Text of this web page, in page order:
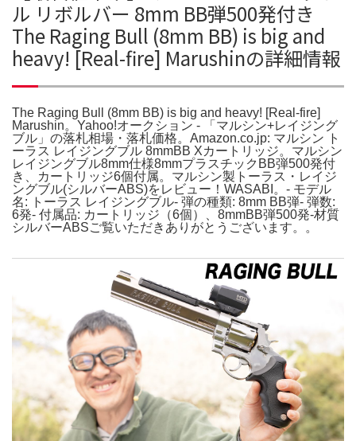
ル リボルバー 8mm BB弾500発付き
The Raging Bull (8mm BB) is big and
heavy! [Real-fire] Marushinの詳細情報
The Raging Bull (8mm BB) is big and heavy! [Real-fire]
Marushin。Yahoo!オークション - 「マルシン+レイジング
ブル」の落札相場・落札価格。Amazon.co.jp: マルシン ト
ーラス レイジングブル 8mmBB Xカートリッジ。マルシン
レイジングブル8mm仕様8mmプラスチックBB弾500発付
き、カートリッジ6個付属。マルシン製トーラス・レイジ
ングブル(シルバーABS)をレビュー！WASABI。- モデル
名: トーラス レイジングブル- 弾の種類: 8mm BB弾- 弾数:
6発- 付属品: カートリッジ（6個）、8mmBB弾500発-材質
シルバーABSご覧いただきありがとうございます。。